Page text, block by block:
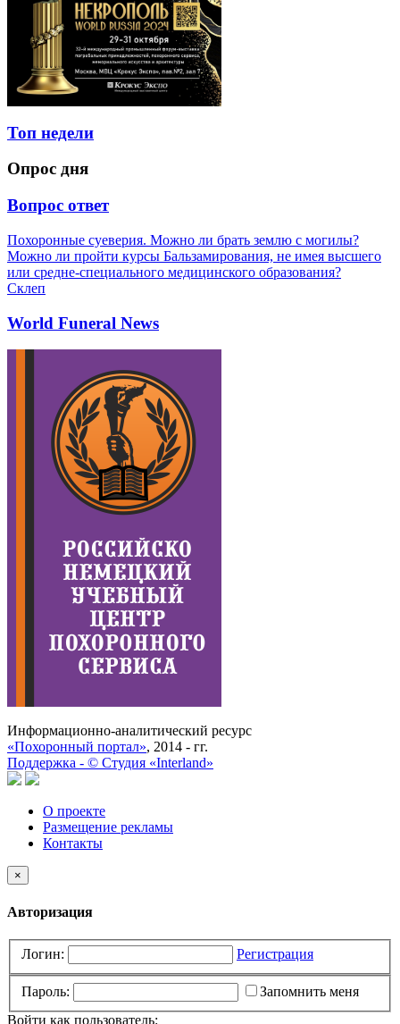
Топ недели
Опрос дня
Вопрос ответ
Похоронные суеверия. Можно ли брать землю с могилы?
Можно ли пройти курсы Бальзамирования, не имея высшего
или средне-специального медицинского образования?
Склеп
World Funeral News
Информационно-аналитический ресурс
«Похоронный портал», 2014 - гг.
Поддержка - © Cтудия «Interland»
О проекте
Размещение рекламы
Контакты
×
Авторизация
Логин: Регистрация
Пароль:
Запомнить меня
Войти как пользователь: